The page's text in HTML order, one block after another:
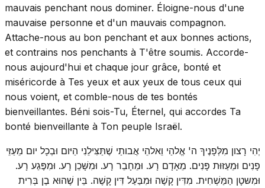
mauvais penchant nous dominer. Éloigne-nous d'une
mauvaise personne et d'un mauvais compagnon.
Attache-nous au bon penchant et aux bonnes actions,
et contrains nos penchants à T'être soumis. Accorde-
nous aujourd'hui et chaque jour grâce, bonté et
miséricorde à Tes yeux et aux yeux de tous ceux qui
nous voient, et comble-nous de tes bontés
bienveillantes. Béni sois-Tu, Éternel, qui accordes Ta
bonté bienveillante à Ton peuple Israël.
יְהִי רָצון מִלְּפָנֶיךָ ה' אֱלהַי וֵאלהֵי אֲבותַי שֶׁתַּצִּילֵנִי הַיּום וּבְכָל יום מֵעַזֵּי
פָנִים וּמֵעַזּוּת פָּנִים. מֵאָדָם רָע. וּמֵחָבֵר רָע. וּמִשָּׁכֵן רָע. וּמִפֶּגַע רָע.
וּמִשּטָן הַמַּשְׁחִית. מִדִּין קָשֶׁה וּמִבַּעַל דִּין קָשֶׁה. בֵּין שֶׁהוּא בֶן בְּרִית